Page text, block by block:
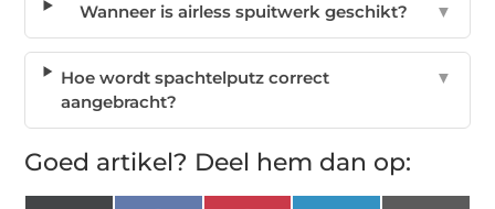
Wanneer is airless spuitwerk geschikt? ▼
Hoe wordt spachtelputz correct
aangebracht?
▼
Goed artikel? Deel hem dan op: